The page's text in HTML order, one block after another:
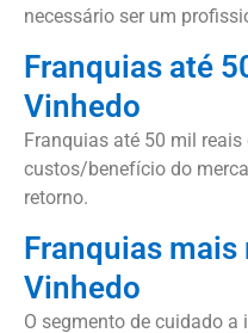
necessário ser um
Franquias até
Vinhedo
Franquias até 50 mil
custos/benefício do
retorno.
Franquias mais
Vinhedo
O segmento de cuidado a